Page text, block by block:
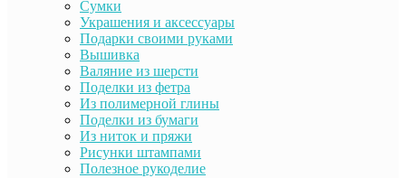
Сумки
Украшения и аксессуары
Подарки своими руками
Вышивка
Валяние из шерсти
Поделки из фетра
Из полимерной глины
Поделки из бумаги
Из ниток и пряжи
Рисунки штампами
Полезное рукоделие